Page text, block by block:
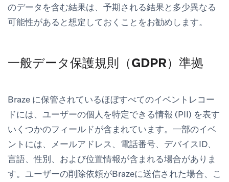
のデータを含む結果は、予期される結果と多少異なる
可能性があると想定しておくことをお勧めします。
一般データ保護規則（GDPR）準拠
Braze に保管されているほぼすべてのイベントレコー
ドには、ユーザーの個人を特定できる情報 (PII) を表す
いくつかのフィールドが含まれています。一部のイベ
ントには、メールアドレス、電話番号、デバイスID、
言語、性別、および位置情報が含まれる場合がありま
す。ユーザーの削除依頼がBrazeに送信された場合、こ